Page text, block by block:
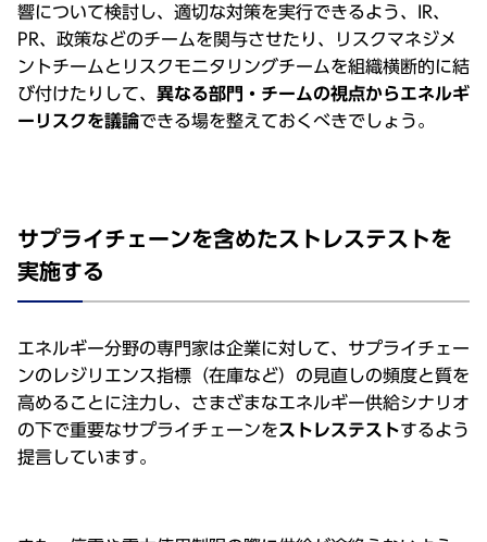
響について検討し、適切な対策を実⾏できるよう、IR、
PR、政策などのチームを関与させたり、リスクマネジメ
ントチームとリスクモニタリングチームを組織横断的に結
び付けたりして、 異なる部⾨・チームの視点からエネルギ
ーリスクを議論できる場を整えておくべきでしょう。
サプライチェーンを含めたストレステストを
実施する
エネルギー分野の専⾨家は企業に対して、サプライチェー
ンのレジリエンス指標（在庫など）の⾒直しの頻度と質を
⾼めることに注⼒し、さまざまなエネルギー供給シナリオ
の下で重要なサプライチェーンをストレステストするよう
提⾔しています。